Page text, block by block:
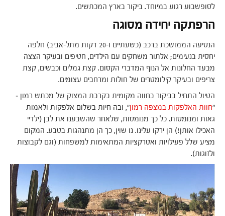
לסופשבוע רגוע במיוחד. ביקור בארץ המכתשים.
הרפתקה יחידה מסוגה
הנסיעה הממושכת ברכב (כשעתיים ו-20 דקות מתל-אביב) חלפה
יחסית בנעימים; אלתור משחקים עם הילדים, חטיפים ובעיקר הצצה
מבעד החלונות אל הנוף המדברי הקסום. קצת גמלים וכבשים, קצת
צריפים ובעיקר קילומטרים של חולות ומרחבים עצומים.
הטיול התחיל בביקור בחווה מקומית בקרבת המצוק של מכתש רמון –
"חוות האלפקות במצפה רמון", ובה חיות בשלום אלפקות ולאמות
גאות ומנומסות. כל כך מנומסות, שלאחר שהשבענו את לבן (ילדיי
האכילו אותן!) הן ירקו עלינו. נו שוין, כך הן מתנהגות בטבע. המקום
מציע שלל פעילויות ואטרקציות המתאימות למשפחות (וגם לקבוצות
ולזוגות).